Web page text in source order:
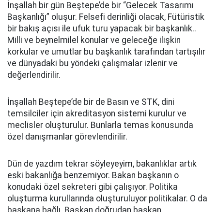
İnşallah bir gün Beştepe’de bir “Gelecek Tasarımı
Başkanlığı” oluşur. Felsefi derinliği olacak, Fütüristik
bir bakış açısı ile ufuk turu yapacak bir başkanlık..
Milli ve beynelmilel konular ve geleceğe ilişkin
korkular ve umutlar bu başkanlık tarafından tartışılır
ve dünyadaki bu yöndeki çalışmalar izlenir ve
değerlendirilir.
İnşallah Beştepe’de bir de Basın ve STK, dini
temsilciler için akreditasyon sistemi kurulur ve
meclisler oluşturulur. Bunlarla temas konusunda
özel danışmanlar görevlendirilir.
Dün de yazdım tekrar söyleyeyim, bakanlıklar artık
eski bakanlığa benzemiyor. Bakan başkanın o
konudaki özel sekreteri gibi çalışıyor. Politika
oluşturma kurullarında oluşturuluyor politikalar. O da
başkana bağlı. Başkan doğrudan başkan